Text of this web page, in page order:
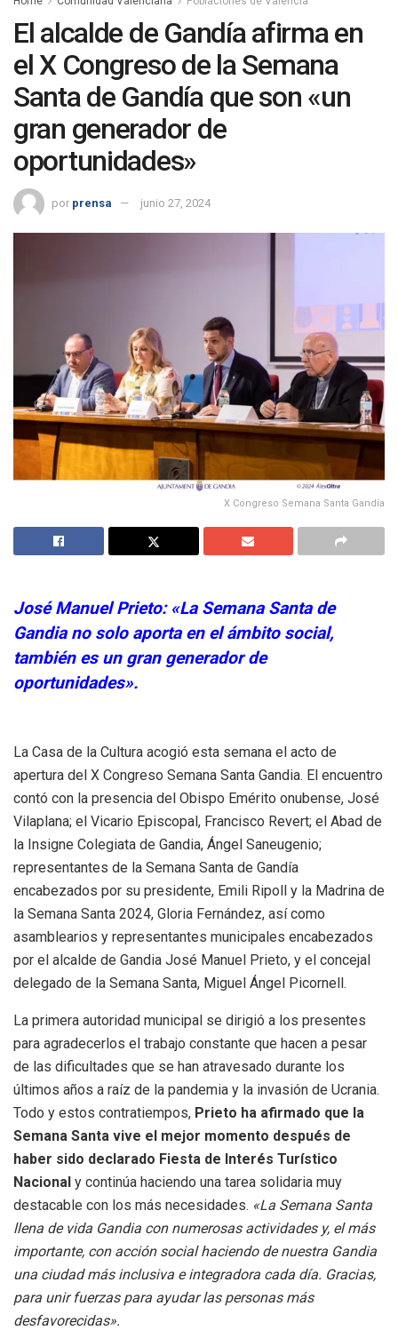
El alcalde de Gandía afirma en
el X Congreso de la Semana
Santa de Gandía que son «un
gran generador de
oportunidades»
por prensa junio 27, 2024
X Congreso Semana Santa Gandía
José Manuel Prieto: «La Semana Santa de
Gandia no solo aporta en el ámbito social,
también es un gran generador de
oportunidades».
La Casa de la Cultura acogió esta semana el acto de
apertura del X Congreso Semana Santa Gandia. El encuentro
contó con la presencia del Obispo Emérito onubense, José
Vilaplana; el Vicario Episcopal, Francisco Revert; el Abad de
la Insigne Colegiata de Gandia, Ángel Saneugenio;
representantes de la Semana Santa de Gandía
encabezados por su presidente, Emili Ripoll y la Madrina de
la Semana Santa 2024, Gloria Fernández, así como
asamblearios y representantes municipales encabezados
por el alcalde de Gandia José Manuel Prieto, y el concejal
delegado de la Semana Santa, Miguel Ángel Picornell.
La primera autoridad municipal se dirigió a los presentes
para agradecerlos el trabajo constante que hacen a pesar
de las dificultades que se han atravesado durante los
últimos años a raíz de la pandemia y la invasión de Ucrania.
Todo y estos contratiempos, Prieto ha afirmado que la
Semana Santa vive el mejor momento después de
haber sido declarado Fiesta de Interés Turístico
Nacional y continúa haciendo una tarea solidaria muy
destacable con los más necesidades. «La Semana Santa
llena de vida Gandia con numerosas actividades y, el más
importante, con acción social haciendo de nuestra Gandia
una ciudad más inclusiva e integradora cada día. Gracias,
para unir fuerzas para ayudar las personas más
desfavorecidas».